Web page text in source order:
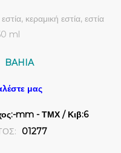
κεραμική εστία, εστία
ml
BAHIA
μας
mm - ΤΜΧ / Κιβ:6
01277